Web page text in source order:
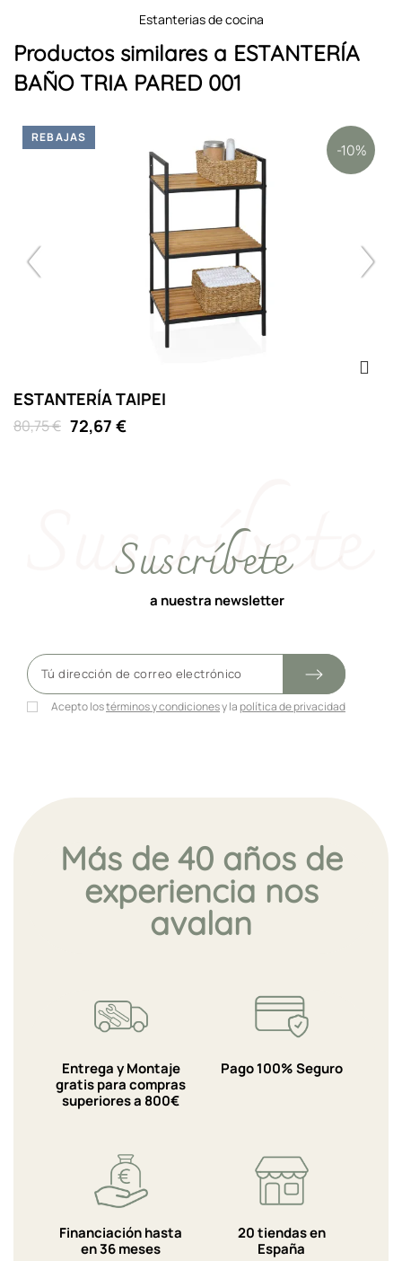
estanterias de cocina
Productos similares a ESTANTERÍA
BAÑO TRIA PARED 001
ESTANTERÍA TAIPEI
80,75 € 72,67 €
-10%
REBAJAS
Suscríbete
a nuestra newsletter
Acepto lostérminos y condicionesy la política de privacidad
Más de 40 años de
experiencia nos
avalan
Entrega y Montaje
gratis para compras
superiores a 800€
Pago 100% Seguro
Financiación hasta
en 36 meses
20 tiendas en
España